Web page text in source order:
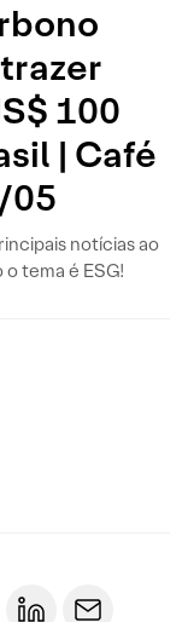
100
| Café
05
notícias ao
tema é ESG!